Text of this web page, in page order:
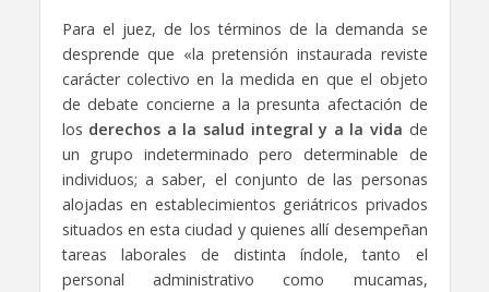
Para el juez, de los términos de la demanda se
desprende que «la pretensión instaurada reviste
carácter colectivo en la medida en que el objeto
de debate concierne a la presunta afectación de
los derechos a la salud integral y a la vida de
un grupo indeterminado pero determinable de
individuos; a saber, el conjunto de las personas
alojadas en establecimientos geriátricos privados
situados en esta ciudad y quienes allí desempeñan
tareas laborales de distinta índole, tanto el
personal administrativo como mucamas,